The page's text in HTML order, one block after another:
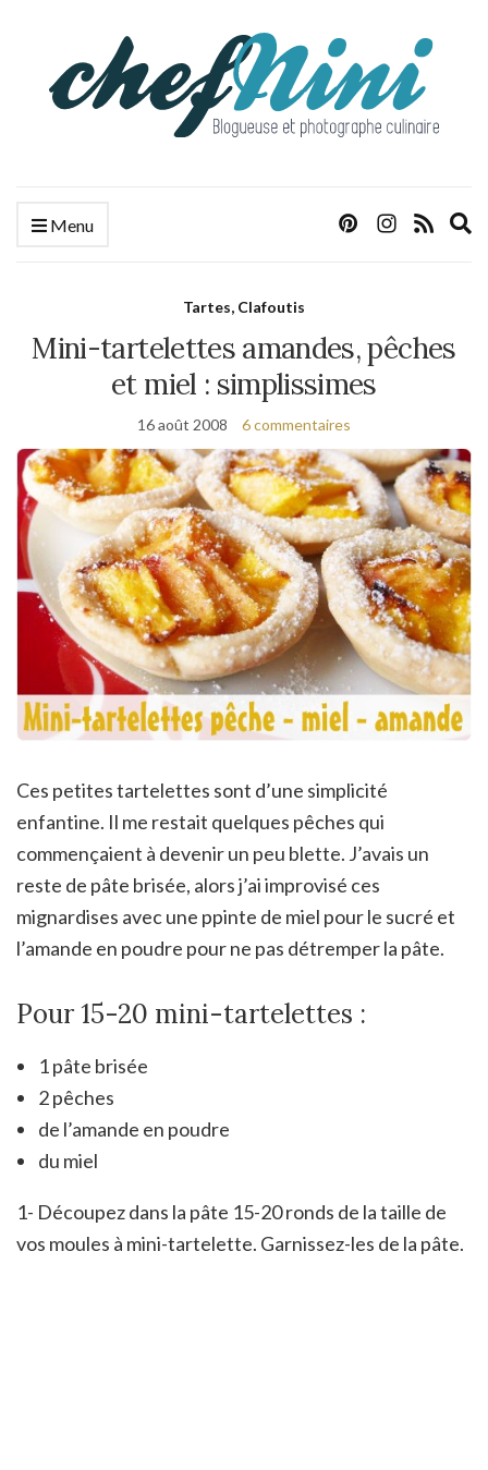
Menu
Tartes, Clafoutis
Mini-tartelettes amandes, pêches
et miel : simplissimes
16 août 2008 6 commentaires
Ces petites tartelettes sont d’une simplicité
enfantine. Il me restait quelques pêches qui
commençaient à devenir un peu blette. J’avais un
reste de pâte brisée, alors j’ai improvisé ces
mignardises avec une ppinte de miel pour le sucré et
l’amande en poudre pour ne pas détremper la pâte.
Pour 15-20 mini-tartelettes :
1 pâte brisée
2 pêches
de l’amande en poudre
du miel
1- Découpez dans la pâte 15-20 ronds de la taille de
vos moules à mini-tartelette. Garnissez-les de la pâte.